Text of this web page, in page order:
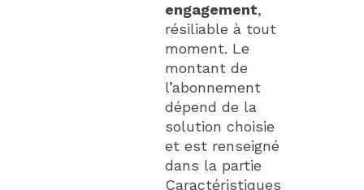
engagement,
résiliable à tout
moment. Le
montant de
l’abonnement
dépend de la
solution choisie
et est renseigné
dans la partie
Caractéristiques